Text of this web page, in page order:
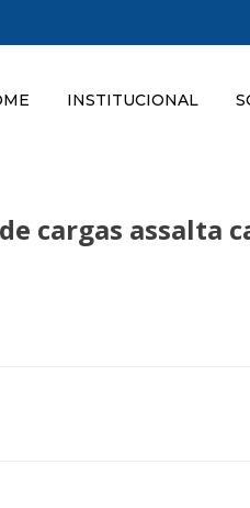
INSTITUCIONAL
cargas assalta